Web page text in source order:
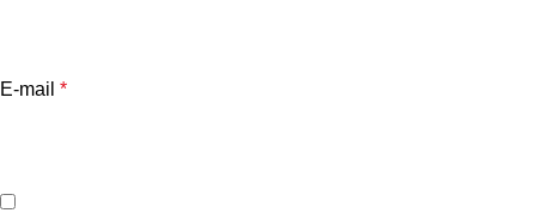
E-mail *